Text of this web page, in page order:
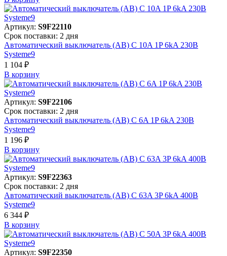
Артикул: S9F22110
Срок поставки: 2 дня
Автоматический выключатель (АВ) C 10A 1P 6kA 230В
Systeme9
1 104 ₽
В корзинy
Артикул: S9F22106
Срок поставки: 2 дня
Автоматический выключатель (АВ) C 6A 1P 6kA 230В
Systeme9
1 196 ₽
В корзинy
Артикул: S9F22363
Срок поставки: 2 дня
Автоматический выключатель (АВ) C 63A 3P 6kA 400В
Systeme9
6 344 ₽
В корзинy
Артикул: S9F22350